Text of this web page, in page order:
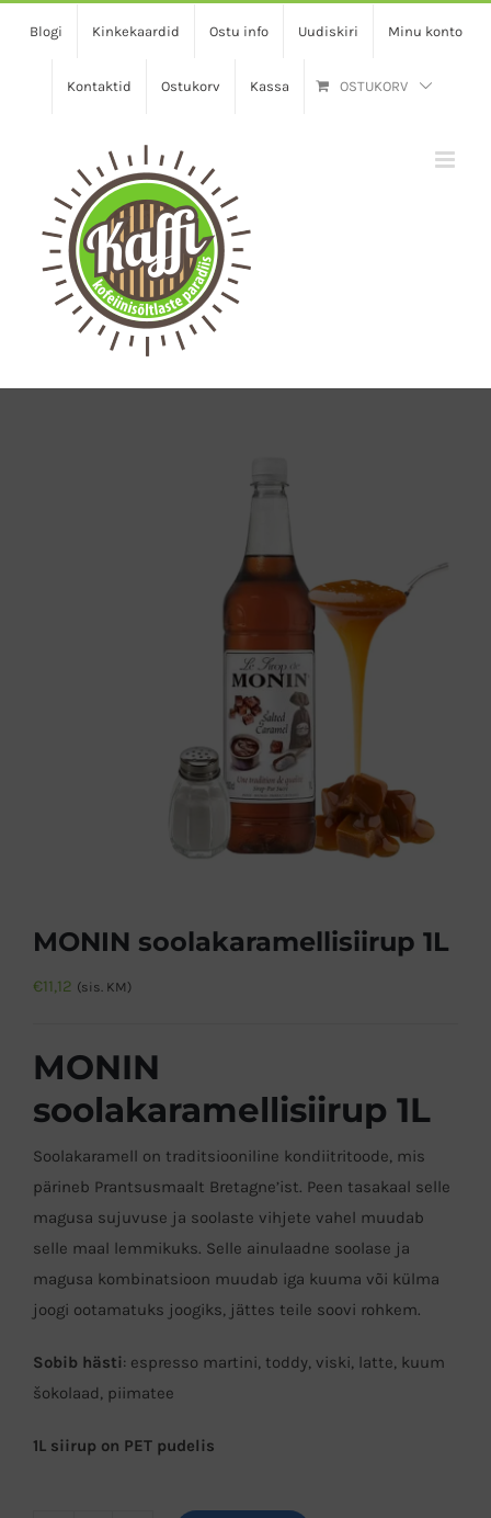
Blogi Kinkekaardid Ostu info Uudiskiri Minu konto
Kontaktid Ostukorv Kassa OSTUKORV
MONIN soolakaramellisiirup 1L
€11,12 (sis. KM)
MONIN
soolakaramellisiirup 1L
Soolakaramell on traditsiooniline kondiitritoode, mis
pärineb Prantsusmaalt Bretagne’ist. Peen tasakaal selle
magusa sujuvuse ja soolaste vihjete vahel muudab
selle maal lemmikuks. Selle ainulaadne soolase ja
magusa kombinatsioon muudab iga kuuma või külma
joogi ootamatuks joogiks, jättes teile soovi rohkem.
Sobib hästi: espresso martini, toddy, viski, latte, kuum
šokolaad, piimatee
1L siirup on PET pudelis